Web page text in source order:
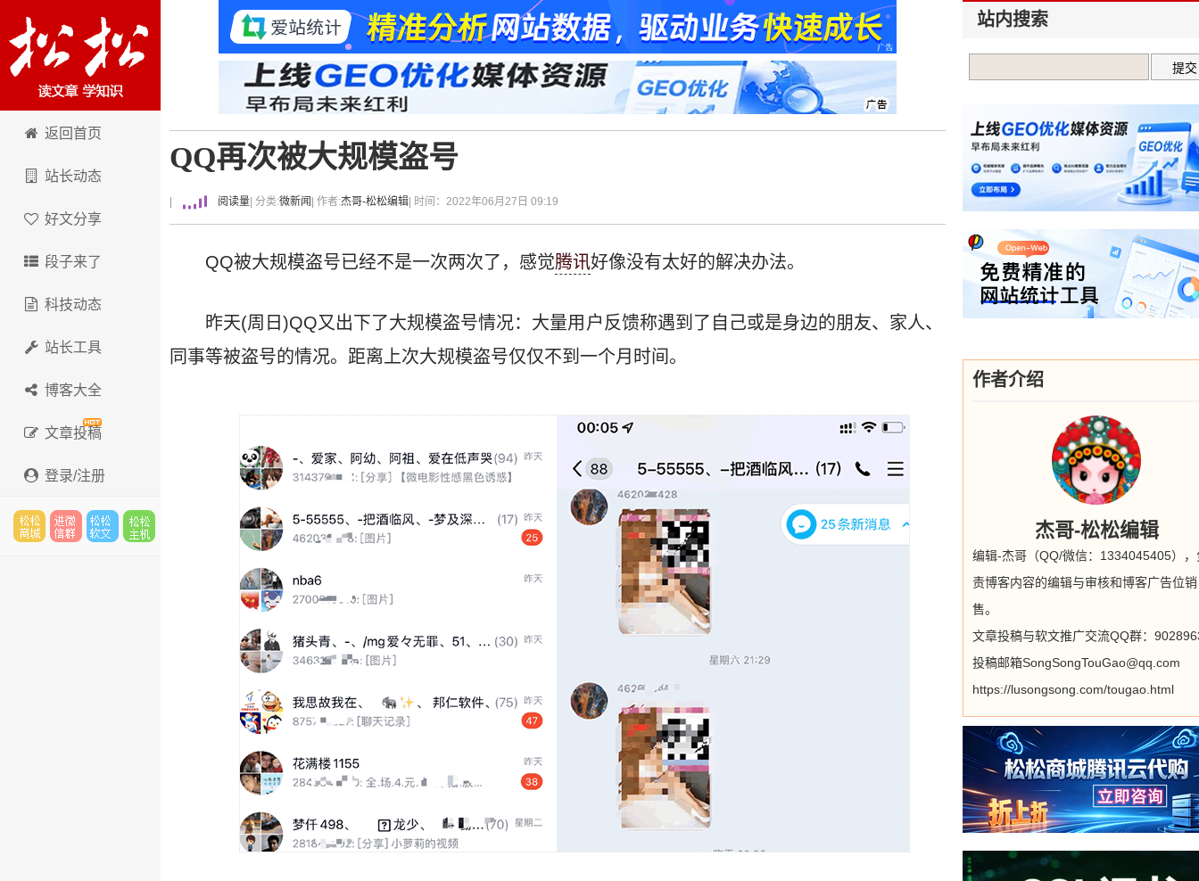
卢松松博客
返回首页
站长动态
好文分享
段子来了
科技动态
站长工具
博客大全
文章投稿
登录/注册
QQ再次被大规模盗号
阅读量 | 分类:微新闻 | 作者:杰哥-松松编辑 | 时间：2022年06月27日 09:19
QQ被大规模盗号已经不是一次两次了，感觉腾讯好像没有太好的解决办法。
昨天(周日)QQ又出下了大规模盗号情况：大量用户反馈称遇到了自己或是身边的朋友、家人、
同事等被盗号的情况。距离上次大规模盗号仅仅不到一个月时间。
站内搜索
作者介绍
杰哥-松松编辑
编辑-杰哥（QQ/微信：1334045405），
责博客内容的编辑与审核和博客广告位销
售。
文章投稿与软文推广交流QQ群：
投稿邮箱SongSongTouGao@qq.com
https://lusongsong.com/tougao.html